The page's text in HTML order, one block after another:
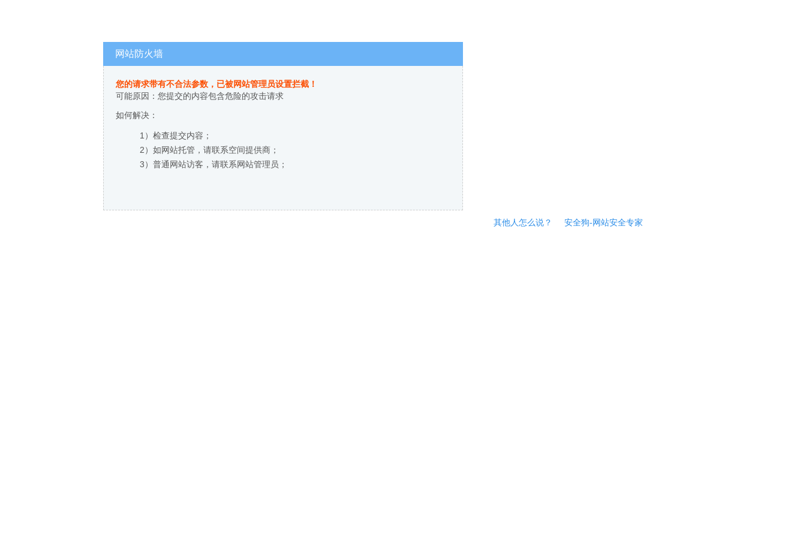
网站防火墙
您的请求带有不合法参数，已被网站管理员设置拦截！
可能原因：您提交的内容包含危险的攻击请求
如何解决：
1）检查提交内容；
2）如网站托管，请联系空间提供商；
3）普通网站访客，请联系网站管理员；
其他人怎么说？ 安全狗-网站安全专家